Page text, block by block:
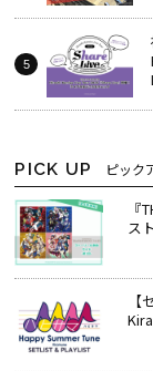
PICK UP ピック
『
ス
【